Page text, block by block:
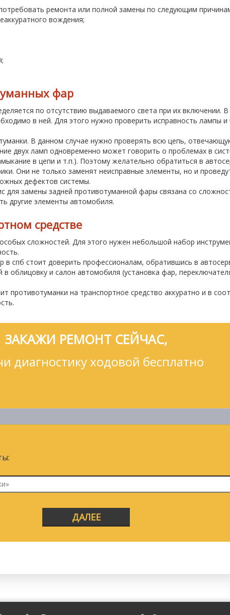
ремонта или полной замены по следующим
вождения;
фар
по отсутствию выдаваемого света при их включении.
в ней. Для этого нужно проверить исправность лампы и
В данном случае нужно проверять всю цепь,
двух ламп одновременно может говорить о проблемах в
в цепи и т.п.). Поэтому желательно обратиться в
Они не только заменят неисправные элементы, но и
дефектов системы.
для замены задней противотуманной фары связана со
другие элементы автомобиля.
средстве
сложностей. Для этого нужен небольшой набор
спб стоит доверить профессионалам, обратившись в
в облицовку и салон автомобиля (установка фар,
противотуманки на транспортное средство аккуратно и в
ЗАКАЖИ РЕМОНТ СЕЙЧАС,
диагностику ходовой бесплатно
ДАЛЕЕ